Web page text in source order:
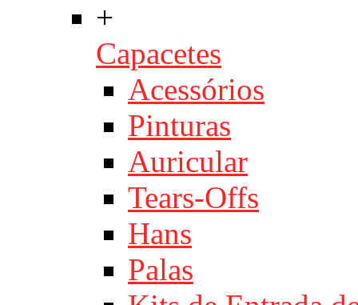
+
Capacetes
Acessórios
Pinturas
Auricular
Tears-Offs
Hans
Palas